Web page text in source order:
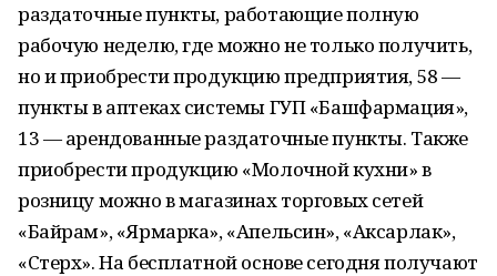
раздаточные пункты, работающие полную
рабочую неделю, где можно не только получить,
но и приобрести продукцию предприятия, 58 —
пункты в аптеках системы ГУП «Башфармация»,
13 — арендованные раздаточные пункты. Также
приобрести продукцию «Молочной кухни» в
розницу можно в магазинах торговых сетей
«Байрам», «Ярмарка», «Апельсин», «Аксарлак»,
«Стерх». На бесплатной основе сегодня получают